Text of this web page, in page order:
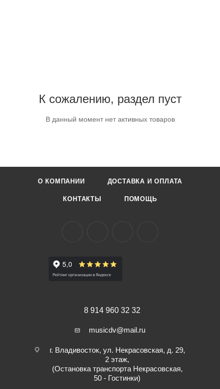
К сожалению, раздел пуст
В данный момент нет активных товаров
О КОМПАНИИ ДОСТАВКА И ОПЛАТА
КОНТАКТЫ ПОМОЩЬ
8 914 960 32 32
musicdv@mail.ru
г. Владивосток, ул. Некрасовская, д. 29,
2 этаж,
(Остановка транспорта Некрасовская,
50 - Гостинки)